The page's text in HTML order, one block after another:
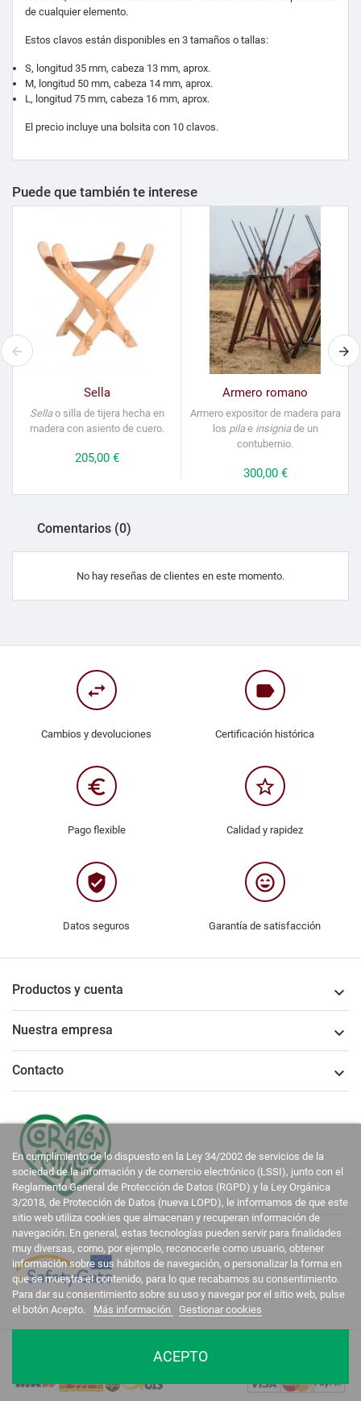
de cualquier elemento.
Estos clavos están disponibles en 3 tamaños o tallas:
S, longitud 35 mm, cabeza 13 mm, aprox.
M, longitud 50 mm, cabeza 14 mm, aprox.
L, longitud 75 mm, cabeza 16 mm, aprox.
El precio incluye una bolsita con 10 clavos.
Puede que también te interese
Sella
Sellao silla de tijera hecha en
madera con asiento de cuero.
Precio
205,00 €
Armero romano
Armero expositor de madera para
los pilae insigniade un
contubernio.
Precio
300,00 €
Comentarios (0)
No hay reseñas de clientes en este momento.
swap_horiz
Cambios y devoluciones
label
Certificación histórica
euro_symbol
Pago flexible
star_border
Calidad y rapidez
verified_user
Datos seguros
sentiment_very_satisfied
Garantía de satisfacción
Productos y cuenta 
Nuestra empresa 
Contacto 
En cumplimiento de lo dispuesto en la Ley 34/2002 de servicios de la
sociedad de la información y de comercio electrónico (LSSI), junto con el
Reglamento General de Protección de Datos (RGPD) y la Ley Orgánica
3/2018, de Protección de Datos (nueva LOPD), le informamos de que este
sitio web utiliza cookies que almacenan y recuperan información de
navegación. En general, estas tecnologías pueden servir para finalidades
muy diversas, como, por ejemplo, reconocerle como usuario, obtener
información sobre sus hábitos de navegación, o personalizar la forma en
que se muestra el contenido, para lo que recabamos su consentimiento.
Para dar su consentimiento sobre su uso y navegar por el sitio web, pulse
el botón Acepto.
Más información Gestionar cookies
ACEPTO
La Casa del Recreador © 2020-2026. Todos los derechos reservados.